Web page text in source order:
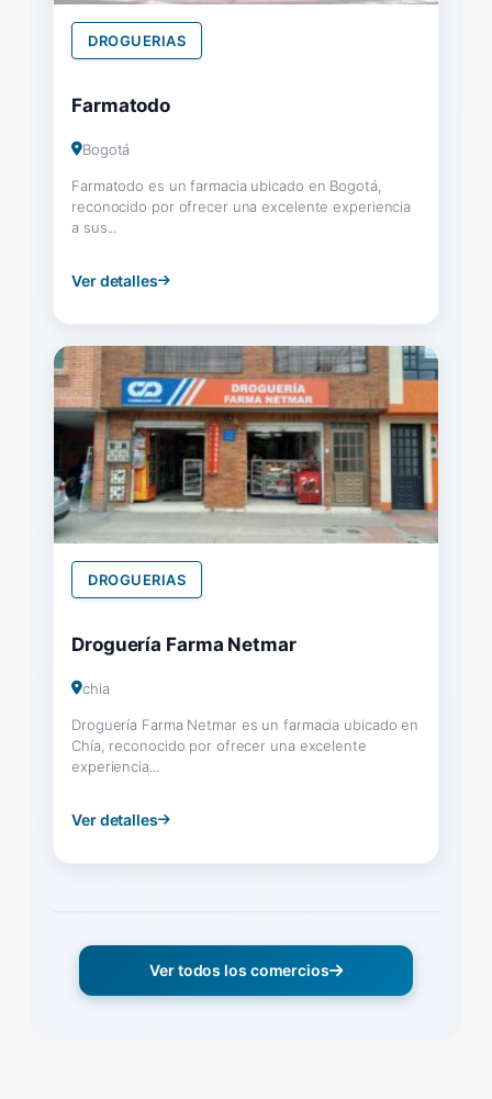
DROGUERIAS
Farmatodo
Bogotá
Farmatodo es un farmacia ubicado en Bogotá,
reconocido por ofrecer una excelente experiencia
a sus...
Ver detalles
DROGUERIAS
Droguería Farma Netmar
chia
Droguería Farma Netmar es un farmacia ubicado en
Chía, reconocido por ofrecer una excelente
experiencia...
Ver detalles
Ver todos los comercios